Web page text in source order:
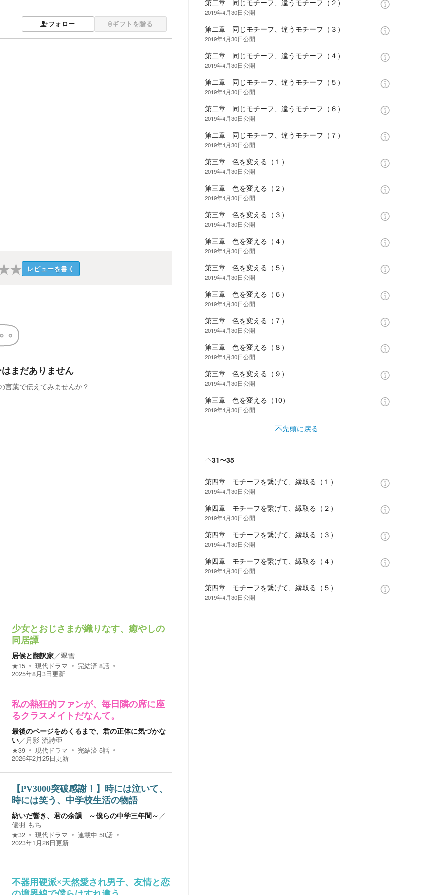
フォロー ギフトを贈る
★ レビューを書く
まだありません
言葉で伝えてみませんか？
少女とおじさまが織りなす、癒やしの
同居譚
居候と翻訳家／翠雪
★15 現代ドラマ 完結済 8話
2025年8月3日更新
私の熱狂的ファンが、毎日隣の席に座
るクラスメイトだなんて。
最後のページをめくるまで、君の正体に気づかな
い／ 月影 流詩亜
★39 現代ドラマ 完結済 5話
2026年2月25日更新
【PV3000突破感謝！】時には泣いて、
時には笑う、中学校生活の物語
紡いだ響き、君の余韻 ～僕らの中学三年間～ ／
優羽 もち
★32 現代ドラマ 連載中 50話
2023年1月26日更新
​不器用硬派×天然愛され男子、​友情と恋
第二章 同じモチーフ、違うモチーフ（２）
2019年4月30日公開
第二章 同じモチーフ、違うモチーフ（３）
2019年4月30日公開
第二章 同じモチーフ、違うモチーフ（４）
2019年4月30日公開
第二章 同じモチーフ、違うモチーフ（５）
2019年4月30日公開
第二章 同じモチーフ、違うモチーフ（６）
2019年4月30日公開
第二章 同じモチーフ、違うモチーフ（７）
2019年4月30日公開
第三章 色を変える（１）
2019年4月30日公開
第三章 色を変える（２）
2019年4月30日公開
第三章 色を変える（３）
2019年4月30日公開
第三章 色を変える（４）
2019年4月30日公開
第三章 色を変える（５）
2019年4月30日公開
第三章 色を変える（６）
2019年4月30日公開
第三章 色を変える（７）
2019年4月30日公開
第三章 色を変える（８）
2019年4月30日公開
第三章 色を変える（９）
2019年4月30日公開
第三章 色を変える（10）
2019年4月30日公開
先頭に戻る
31〜35
第四章 モチーフを繋げて、縁取る（１）
2019年4月30日公開
第四章 モチーフを繋げて、縁取る（２）
2019年4月30日公開
第四章 モチーフを繋げて、縁取る（３）
2019年4月30日公開
第四章 モチーフを繋げて、縁取る（４）
2019年4月30日公開
第四章 モチーフを繋げて、縁取る（５）
2019年4月30日公開